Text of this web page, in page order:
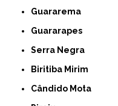
Guararema
Guararapes
Serra Negra
Biritiba Mirim
Cândido Mota